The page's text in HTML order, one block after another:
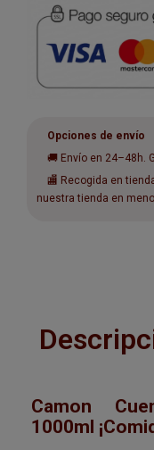
Opciones de envío
🚚 Envío en 24–48h.
🏬 Recogida en
nuestra tienda en
Camon
1000ml